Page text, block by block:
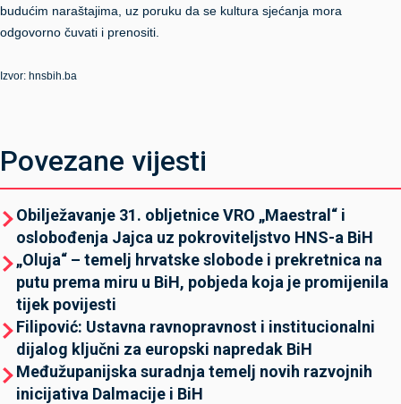
budućim naraštajima, uz poruku da se kultura sjećanja mora
odgovorno čuvati i prenositi.
Izvor: hnsbih.ba
Povezane vijesti
Obilježavanje 31. obljetnice VRO „Maestral“ i
oslobođenja Jajca uz pokroviteljstvo HNS-a BiH
„Oluja“ – temelj hrvatske slobode i prekretnica na
putu prema miru u BiH, pobjeda koja je promijenila
tijek povijesti
Filipović: Ustavna ravnopravnost i institucionalni
dijalog ključni za europski napredak BiH
Međužupanijska suradnja temelj novih razvojnih
inicijativa Dalmacije i BiH